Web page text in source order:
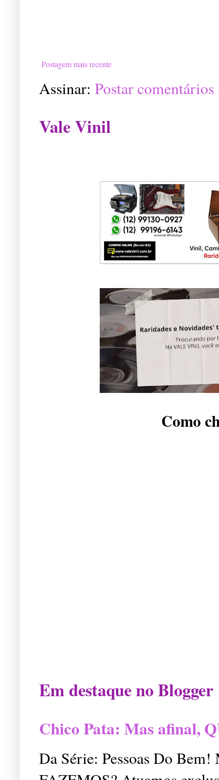
Postagem mais recente
Assinar: Postar
Vale Vinil
Como
Em destaque no Blogger
Chico Pata: Mas afinal,
Da Série: Pessoas Do